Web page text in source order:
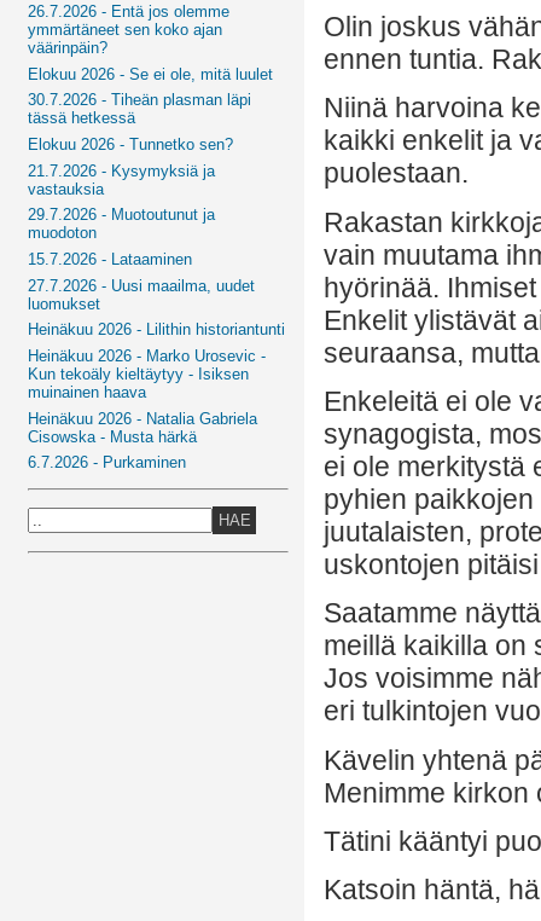
26.7.2026 - Entä jos olemme
ymmärtäneet sen koko ajan
väärinpäin?
Elokuu 2026 - Se ei ole, mitä luulet
30.7.2026 - Tiheän plasman läpi
tässä hetkessä
Elokuu 2026 - Tunnetko sen?
21.7.2026 - Kysymyksiä ja
vastauksia
29.7.2026 - Muotoutunut ja
muodoton
15.7.2026 - Lataaminen
27.7.2026 - Uusi maailma, uudet
luomukset
Heinäkuu 2026 - Lilithin historiantunti
Heinäkuu 2026 - Marko Urosevic -
Kun tekoäly kieltäytyy - Isiksen
muinainen haava
Heinäkuu 2026 - Natalia Gabriela
Cisowska - Musta härkä
6.7.2026 - Purkaminen
HAE
Olin joskus
ennen tuntia.
Niinä harvoina
kaikki enkelit ja
puolestaan.
Rakastan
vain muutama
hyörinää.
Enkelit ylistävät
seuraansa,
Enkeleitä ei ole
synagogista,
ei ole merkitystä
pyhien
juutalaisten,
uskontojen
Saatamme
meillä kaikilla on
Jos voisimme
eri tulkintojen
Kävelin yhtenä
Menimme kirkon
Tätini kääntyi
Katsoin häntä,